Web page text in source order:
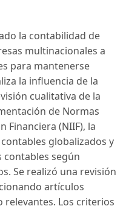
la contabilidad de
multinacionales a
para mantenerse
la influencia de la
cualitativa de la
de Normas
Financiera (NIIF), la
globalizados y
contables según
Se realizó una revisión
artículos
relevantes. Los criterios